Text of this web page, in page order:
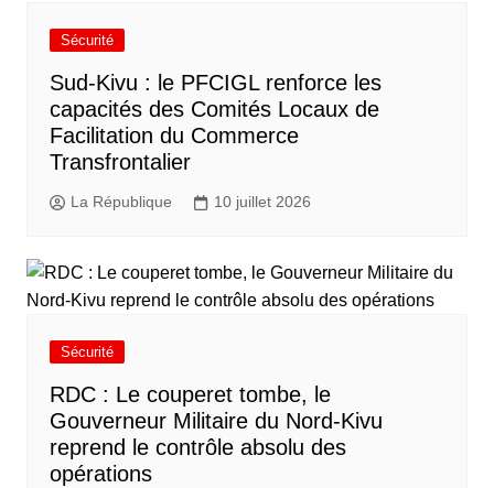
Sécurité
Sud-Kivu : le PFCIGL renforce les
capacités des Comités Locaux de
Facilitation du Commerce
Transfrontalier
La République 10 juillet 2026
Sécurité
RDC : Le couperet tombe, le
Gouverneur Militaire du Nord-Kivu
reprend le contrôle absolu des
opérations